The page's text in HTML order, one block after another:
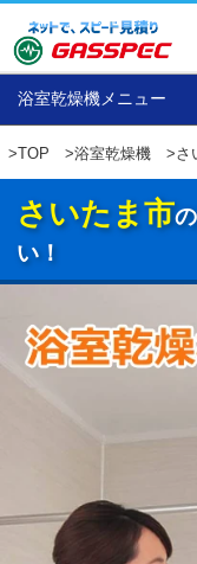
浴室乾燥機メニュー
>TOP >浴室乾燥機 >さ
さいたま市
い！